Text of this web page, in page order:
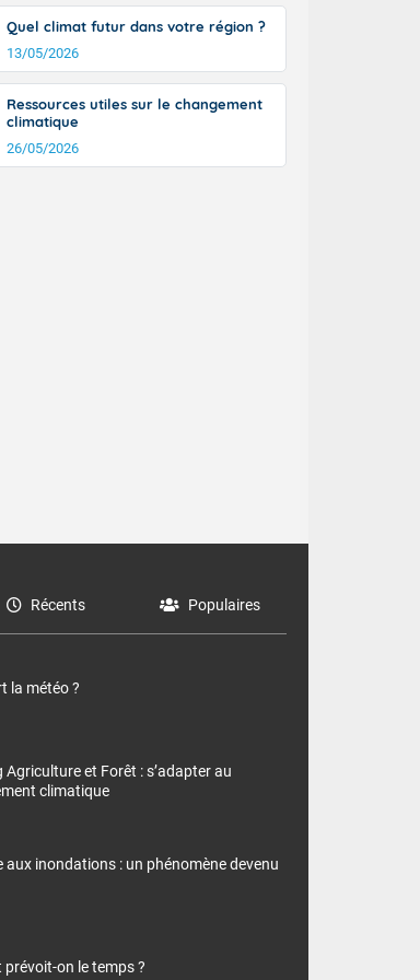
Quel climat futur dans votre région ?
13/05/2026
Ressources utiles sur le changement
climatique
26/05/2026
Récents Populaires
la météo ?
Agriculture et Forêt : s’adapter au
climatique
aux inondations : un phénomène devenu
prévoit-on le temps ?